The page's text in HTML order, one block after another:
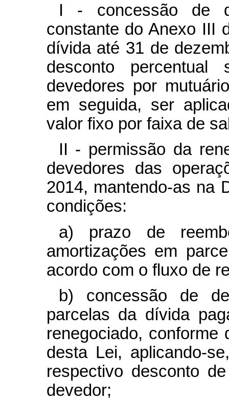
I - concessão de
constante do Anexo III
dívida até 31 de
desconto
devedores por
em seguida, ser
valor fixo por faixa de
II - permissão da
devedores das
2014, mantendo-as na
condições:
a) prazo de
amortizações em
acordo com o fluxo de
b) concessão de
parcelas da dívida
renegociado, conforme
desta Lei, aplicando-
respectivo desconto
devedor;